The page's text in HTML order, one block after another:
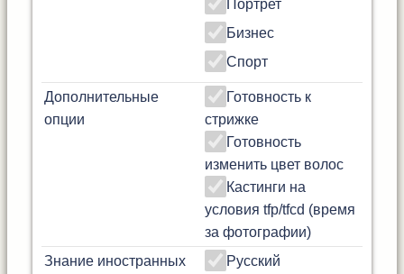
Портрет
Бизнес
Спорт
Дополнительные
опции
Готовность к
стрижке
Готовность
изменить цвет волос
Кастинги на
условия tfp/tfcd (время
за фотографии)
Знание иностранных
Русский